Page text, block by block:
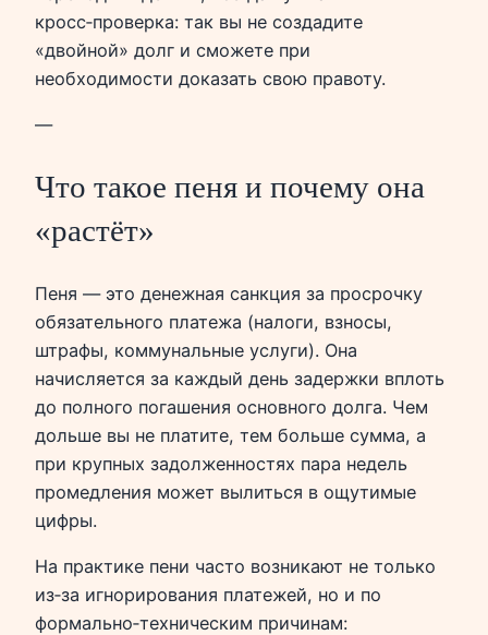
кросс‑проверка: так вы не создадите
«двойной» долг и сможете при
необходимости доказать свою правоту.
—
Что такое пеня и почему она
«растёт»
Пеня — это денежная санкция за просрочку
обязательного платежа (налоги, взносы,
штрафы, коммунальные услуги). Она
начисляется за каждый день задержки вплоть
до полного погашения основного долга. Чем
дольше вы не платите, тем больше сумма, а
при крупных задолженностях пара недель
промедления может вылиться в ощутимые
цифры.
На практике пени часто возникают не только
из‑за игнорирования платежей, но и по
формально‑техническим причинам: